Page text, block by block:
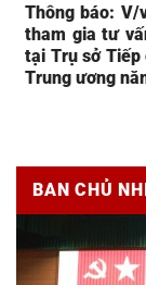
Thông báo: V/
tham gia tư
tại Trụ sở Tiếp
Trung ương
BAN CHỦ